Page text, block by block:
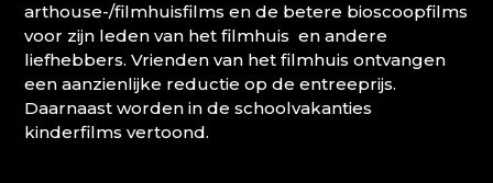
arthouse-/filmhuisfilms en de betere bioscoopfilms
voor zijn leden van het filmhuis en andere
liefhebbers. Vrienden van het filmhuis ontvangen
een aanzienlijke reductie op de entreeprijs.
Daarnaast worden in de schoolvakanties
kinderfilms vertoond.